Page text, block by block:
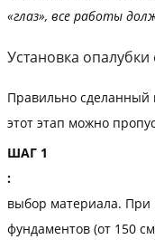
«глаз», все работы
Установка
Правильно сделанный
этот этап можно
ШАГ 1
:
выбор материала. При
фундаментов (от 150